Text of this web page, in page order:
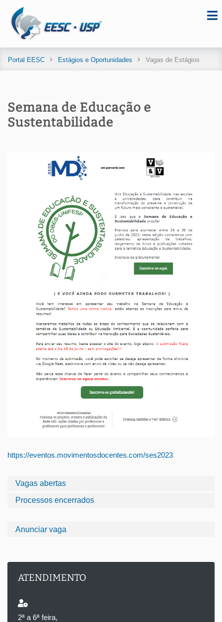
Portal EESC Estágios e Oportunidades Vagas de Estágios
Vagas abertas
Processos encerrados
Anunciar vaga
ATENDIMENTO
2ª a 6ª feira,
Semana de Educação e
Sustentabilidade
https://eventos.movimentosdocentes.com/ses2023